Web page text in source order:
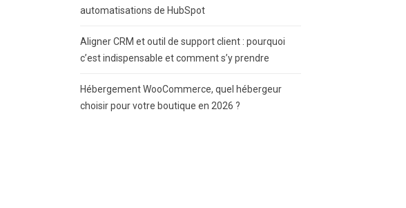
automatisations de HubSpot
Aligner CRM et outil de support client : pourquoi
c’est indispensable et comment s’y prendre
Hébergement WooCommerce, quel hébergeur
choisir pour votre boutique en 2026 ?